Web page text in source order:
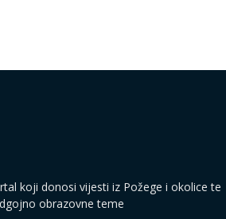
koji donosi vijesti iz Požege i okolice te
obrazovne teme